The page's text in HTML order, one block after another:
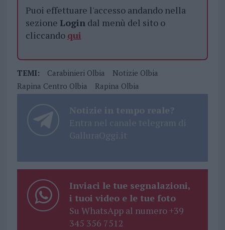
Puoi effettuare l'accesso andando nella
sezione Logindal menù del sito o
cliccando qui
TEMI: Carabinieri Olbia
Notizie Olbia
Rapina Centro Olbia
Rapina Olbia
Notizie in tempo reale?
Entra nel canale telegram di
GalluraOggi.it
Inviaci le tue segnalazioni,
i tuoi video e le tue foto
Su WhatsApp al numero +39
345 356 7512